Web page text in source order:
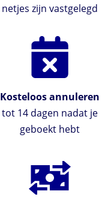
netjes zijn vastgelegd
Kosteloos annuleren
tot 14 dagen nadat je
geboekt hebt